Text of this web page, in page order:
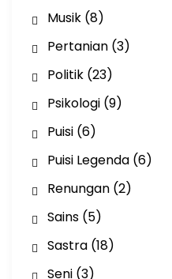
Musik(8)
Pertanian(3)
Politik(23)
Psikologi(9)
Puisi(6)
Puisi Legenda(6)
Renungan(2)
Sains(5)
Sastra(18)
Seni(3)